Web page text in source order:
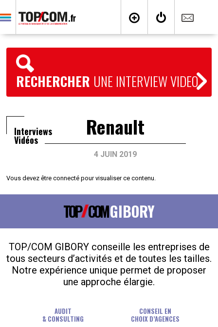
RECHERCHER UNE INTERVIEW VIDEO
Interviews
Vidéos Renault
4 JUIN 2019
Vous devez être connecté pour visualiser ce contenu.
TOP COMGIBORY
TOP/COM GIBORY conseille les entreprises de
tous secteurs d’activités et de toutes les tailles.
Notre expérience unique permet de proposer
une approche élargie.
AUDIT
& CONSULTING
CONSEIL EN
CHOIX D’AGENCES